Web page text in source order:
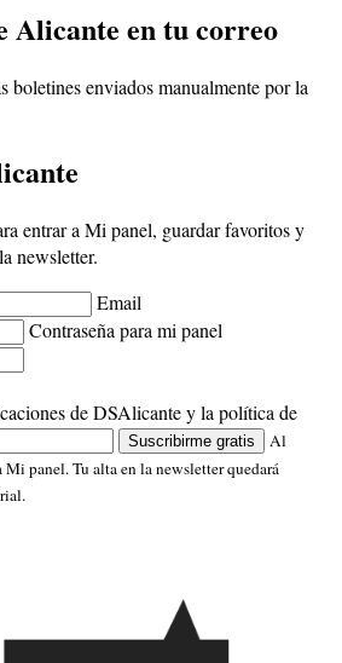
Alicante en tu correo
boletines enviados manualmente por la
entrar a Mi panel, guardar favoritos y
newsletter.
Email
Contraseña para mi panel
de DSAlicante y la política de
Suscribirme gratis
Al
Mi panel. Tu alta en la newsletter quedará